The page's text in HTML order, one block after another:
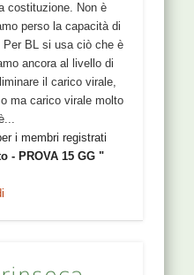
costituzione. Non è
perso la capacità di
Per BL si usa ciò che è
ancora al livello di
il carico virale,
ma carico virale molto
i membri registrati
- PROVA 15 GG "